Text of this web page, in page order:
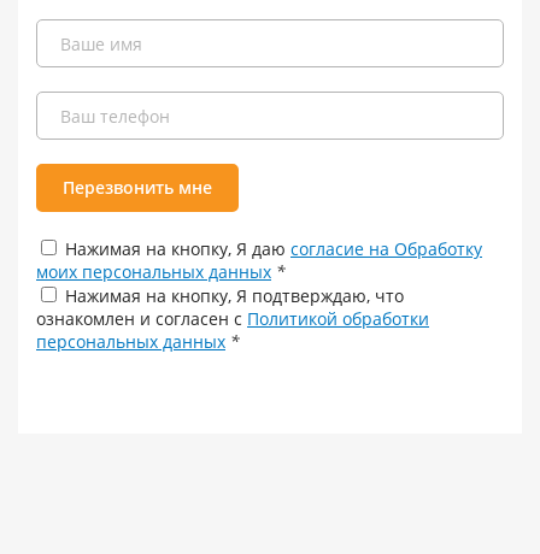
Перезвонить мне
Нажимая на кнопку, Я даю согласие на Обработку
моих персональных данных *
Нажимая на кнопку, Я подтверждаю, что
ознакомлен и согласен с Политикой обработки
персональных данных *